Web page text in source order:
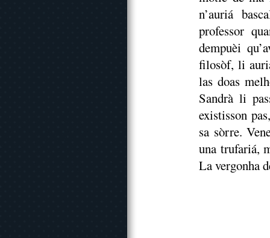
n’auriá
professor
dempuèi
filosòf, li
las doas
Sandrà li
existisson
sa sòrre.
una trufariá,
La vergonha